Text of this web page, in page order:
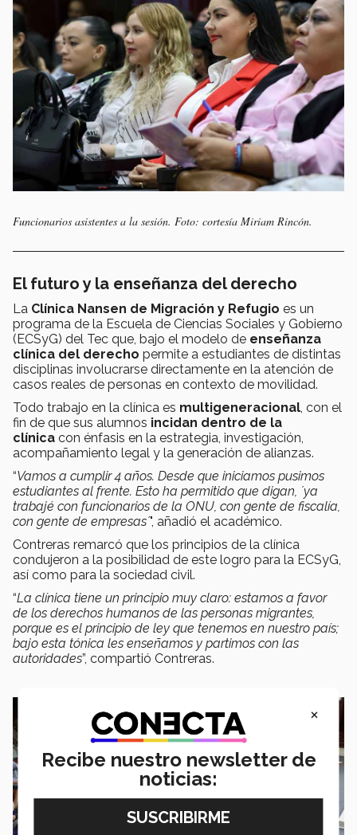
Funcionarios asistentes a la sesión. Foto: cortesía Miriam Rincón.
El futuro y la enseñanza del derecho
La Clínica Nansen de Migración y Refugio es un
programa de la Escuela de Ciencias Sociales y Gobierno
(ECSyG) del Tec que, bajo el modelo de enseñanza
clínica del derecho permite a estudiantes de distintas
disciplinas involucrarse directamente en la atención de
casos reales de personas en contexto de movilidad.
Todo trabajo en la clínica es multigeneracional , con el
fin de que sus alumnos incidan dentro de la
clínica con énfasis en la estrategia, investigación,
acompañamiento legal y la generación de alianzas.
“Vamos a cumplir 4 años. Desde que iniciamos pusimos
estudiantes al frente. Esto ha permitido que digan, ´ya
trabajé con funcionarios de la ONU, con gente de fiscalía,
con gente de empresas´", añadió el académico.
Contreras remarcó que los principios de la clínica
condujeron a la posibilidad de este logro para la ECSyG,
así como para la sociedad civil.
“La clínica tiene un principio muy claro: estamos a favor
de los derechos humanos de las personas migrantes,
porque es el principio de ley que tenemos en nuestro país;
bajo esta tónica les enseñamos y partimos con las
autoridades”, compartió Contreras.
×
Recibe nuestro newsletter de
noticias: